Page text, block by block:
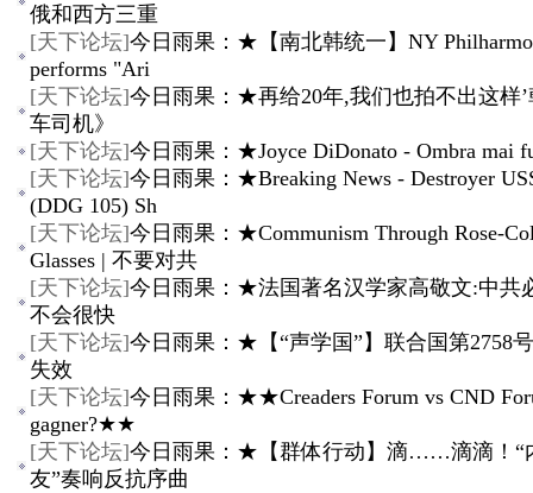
俄和西方三重
[天下论坛]今日雨果：★【南北韩统一】NY
performs "Ari
[天下论坛]今日雨果：★再给20年,我们也拍不出这样
车司机》
[天下论坛]今日雨果：★Joyce DiDonato - Ombra mai
[天下论坛]今日雨果：★Breaking News - Destroyer
(DDG 105) Sh
[天下论坛]今日雨果：★Communism Through Rose-
Glasses | 不要对共
[天下论坛]今日雨果：★法国著名汉学家高敬文:中共
不会很快
[天下论坛]今日雨果：★【“声学国”】联合国第2758
失效
[天下论坛]今日雨果：★★Creaders Forum vs CND
gagner?★★
[天下论坛]今日雨果：★【群体行动】滴……滴滴！“
友”奏响反抗序曲